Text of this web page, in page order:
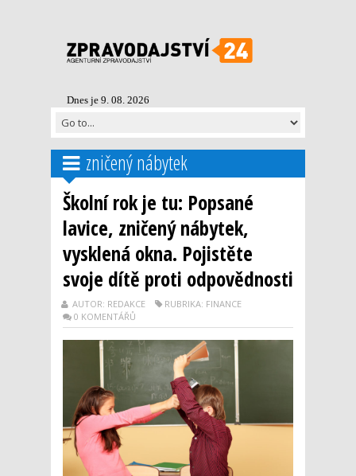
Dnes je 9. 08. 2026
zničený nábytek
Školní rok je tu: Popsané
lavice, zničený nábytek,
vysklená okna. Pojistěte
svoje dítě proti odpovědnosti
AUTOR: REDAKCE
RUBRIKA: FINANCE
0 KOMENTÁŘŮ